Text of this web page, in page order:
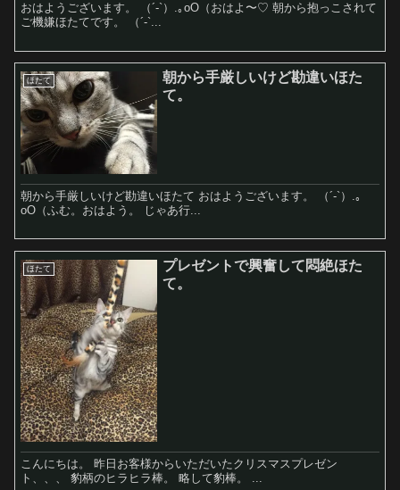
おはようございます。 （´-`）.｡oO（おはよ〜♡ 朝から抱っこされて
ご機嫌ほたてです。 （´-`...
ほたて
朝から手厳しいけど勘違いほた
て。
朝から手厳しいけど勘違いほたて おはようございます。 （´-`）.｡
oO（ふむ。おはよう。 じゃあ行...
ほたて
プレゼントで興奮して悶絶ほた
て。
こんにちは。 昨日お客様からいただいたクリスマスプレゼン
ト、、、 豹柄のヒラヒラ棒。 略して豹棒。 ...